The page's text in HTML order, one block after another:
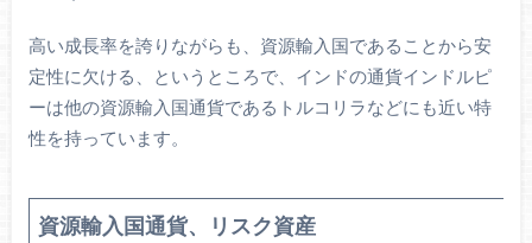
高い成長率を誇りながらも、資源輸入国であることから安
定性に欠ける、というところで、インドの通貨インドルピ
ーは他の資源輸入国通貨であるトルコリラなどにも近い特
性を持っています。
資源輸入国通貨、リスク資産